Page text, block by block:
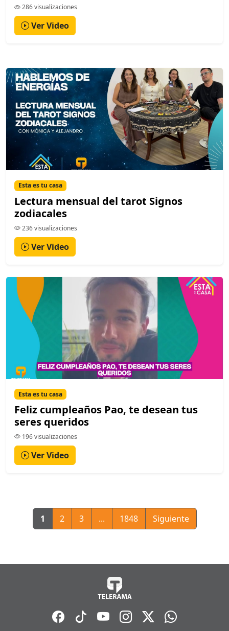
286 visualizaciones
Ver Video
Esta es tu casa
Lectura mensual del tarot Signos
zodiacales
236 visualizaciones
Ver Video
Esta es tu casa
Feliz cumpleaños Pao, te desean tus
seres queridos
196 visualizaciones
Ver Video
1 2 3 ... 1848 Siguiente